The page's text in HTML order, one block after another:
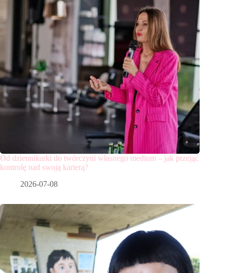
Od dziennikarki do twórczyni własnego medium – jak przejąć
kontrolę nad swoją karierą?
2026-07-08